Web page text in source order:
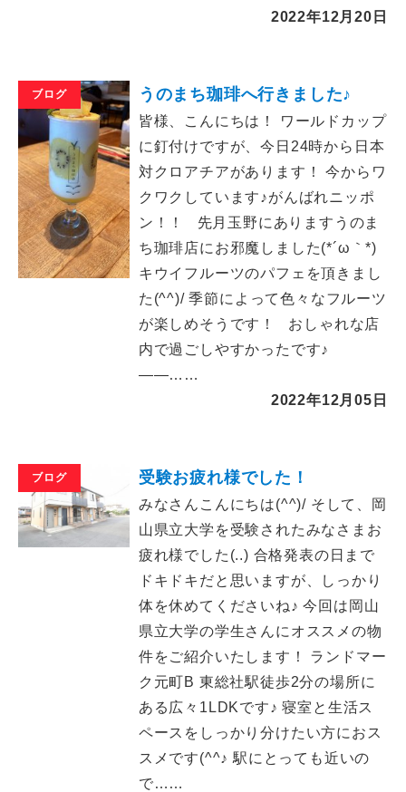
2022年12月20日
ブログ うのまち珈琲へ行きました♪
皆様、こんにちは！ ワールドカップ
に釘付けですが、今日24時から日本
対クロアチアがあります！ 今からワ
クワクしています♪がんばれニッポ
ン！！ 先月玉野にありますうのま
ち珈琲店にお邪魔しました(*´ω｀*)
キウイフルーツのパフェを頂きまし
た(^^)/ 季節によって色々なフルーツ
が楽しめそうです！ おしゃれな店
内で過ごしやすかったです♪
――……
2022年12月05日
ブログ 受験お疲れ様でした！
みなさんこんにちは(^^)/ そして、岡
山県立大学を受験されたみなさまお
疲れ様でした(..) 合格発表の日まで
ドキドキだと思いますが、しっかり
体を休めてくださいね♪ 今回は岡山
県立大学の学生さんにオススメの物
件をご紹介いたします！ ランドマー
ク元町B 東総社駅徒歩2分の場所に
ある広々1LDKです♪ 寝室と生活ス
ペースをしっかり分けたい方におス
スメです(^^♪ 駅にとっても近いの
で……